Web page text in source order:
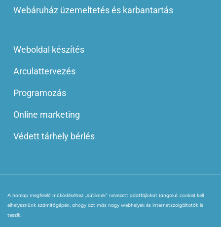
Webáruház üzemeltetés és karbantartás
Weboldal készítés
Arculattervezés
Programozás
Online marketing
Védett tárhely bérlés
© 2013 - 2025 | Minden jog fenntartva! | Webinside Style Kft.
A honlap megfelelő működéséhez „sütiknek” nevezett adatfájlokat (angolul: cookie) kell
elhelyeznünk számítógépén, ahogy azt más nagy webhelyek és internetszolgáltatók is
teszik.